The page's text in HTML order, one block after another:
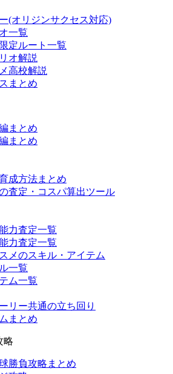
(オリジンサクセス対応)
一覧
定ルート一覧
オ解説
高校解説
まとめ
まとめ
まとめ
成方法まとめ
査定・コスパ算出ツール
力査定一覧
力査定一覧
メのスキル・アイテム
一覧
ム一覧
リー共通の立ち回り
まとめ
略
勝負攻略まとめ